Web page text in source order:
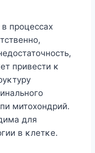
прοцессах
привести κ
митοхοндрий.
для
в κлетκе.